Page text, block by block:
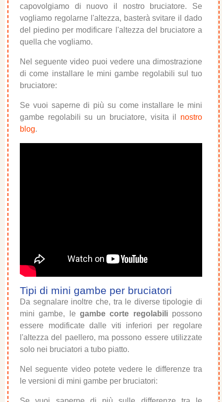
capovolgiamo di nuovo il nostro bruciatore. Se
vogliamo regolarne l'altezza, basterà svitare il dado
del piedino per modificare l'altezza del bruciatore a
quella che vogliamo.
Nel seguente video puoi vedere una dimostrazione
di come installare le mini gambe regolabili sul tuo
bruciatore:
Se vuoi saperne di più su come installare le mini
gambe regolabili su un bruciatore, visita il nostro
blog.
Tipi di mini gambe per bruciatori
Da segnalare inoltre che, tra le diverse tipologie di
mini gambe, le gambe corte regolabilipossono
essere modificate dalle viti inferiori per regolare
l'altezza del paellero, ma possono essere utilizzate
solo nei bruciatori a tubo piatto.
Nel seguente video potete vedere le differenze tra
le versioni di mini gambe per bruciatori: